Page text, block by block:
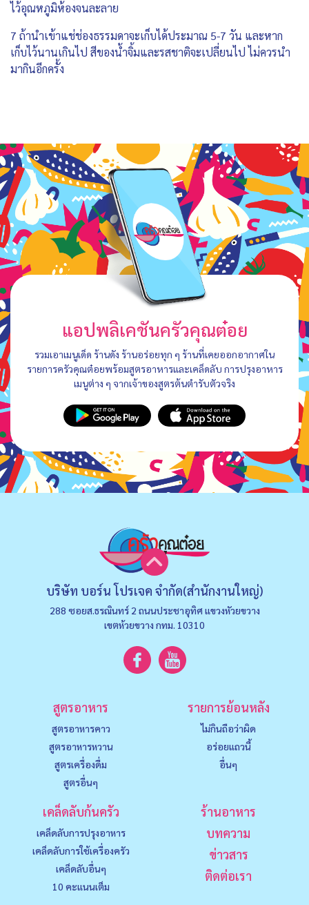
ไว้อุณหภูมิห้องจนละลาย
7 ถ้านำเข้าแช่ช่องธรรมดาจะเก็บได้ประมาณ 5-7 วัน และหาก
เก็บไว้นานเกินไป สีของน้ำจิ้มและรสชาติจะเปลี่ยนไป ไม่ควรนำ
มากินอีกครั้ง
แอปพลิเคชันครัวคุณต๋อย
รวมเอาเมนูเด็ด ร้านดัง ร้านอร่อยทุก ๆ ร้านที่เคยออกอากาศใน
รายการครัวคุณต๋อยพร้อมสูตรอาหารและเคล็ดลับ การปรุงอาหาร
เมนูต่าง ๆ จากเจ้าของสูตรต้นตำรับตัวจริง
บริษัท บอร์น โปรเจค จำกัด(สำนักงานใหญ่)
288 ซอยส.ธรณินทร์ 2 ถนนประชาอุทิศ แขวงหัวยขวาง
เขตห้วยขวาง กทม. 10310
สูตรอาหาร
สูตรอาหารคาว
สูตรอาหารหวาน
สูตรเครื่องดื่ม
สูตรอื่นๆ
รายการย้อนหลัง
ไม่กินถือว่าผิด
อร่อยแถวนี้
อื่นๆ
เคล็ดลับก้นครัว
เคล็ดลับการปรุงอาหาร
เคล็ดลับการใช้เครื่องครัว
เคล็ดลับอื่นๆ
10 คะแนนเต็ม
ร้านอาหาร
บทความ
ข่าวสาร
ติดต่อเรา